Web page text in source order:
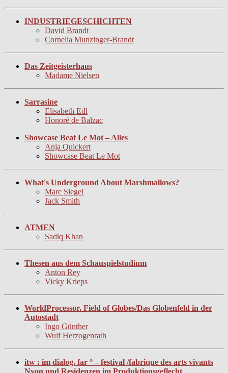
INDUSTRIEGESCHICHTEN
David Brandt
Cornelia Munzinger-Brandt
Das Zeitgeisterhaus
Madame Nielsen
Sarrasine
Elisabeth Edl
Honoré de Balzac
Showcase Beat Le Mot – Alles
Anja Quickert
Showcase Beat Le Mot
What's Underground About Marshmallows?
Marc Siegel
Jack Smith
ATMEN
Sadiq Khan
Thesen aus dem Schauspielstudium
Anton Rey
Vicky Krieps
WorldProcessor. Field of Globes/Das Globenfeld in der
Autostadt
Ingo Günther
Wulf Herzogenrath
itw : im dialog. far ° – festival /fabrique des arts vivants